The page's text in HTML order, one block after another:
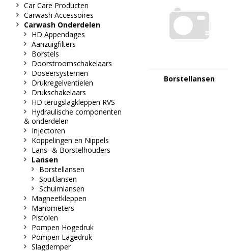
Borstellansen
Car Care Producten
Carwash Accessoires
Carwash Onderdelen
HD Appendages
Aanzuigfilters
Borstels
Doorstroomschakelaars
Doseersystemen
Drukregelventielen
Drukschakelaars
HD terugslagkleppen RVS
Hydraulische componenten
& onderdelen
Injectoren
Koppelingen en Nippels
Lans- & Borstelhouders
Lansen
Borstellansen
Spuitlansen
Schuimlansen
Magneetkleppen
Manometers
Pistolen
Pompen Hogedruk
Pompen Lagedruk
Slagdemper